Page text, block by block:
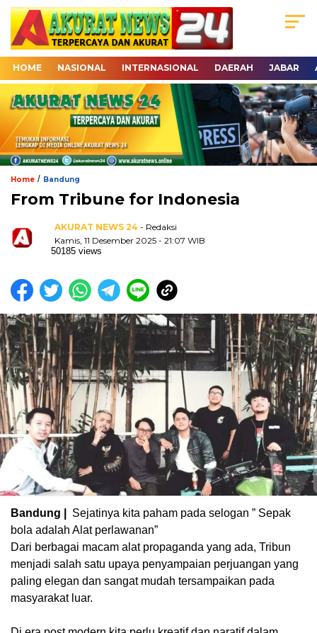
HOME NASIONAL INTERNASIONAL DAERAH JABAR
Home / Bandung
From Tribune for Indonesia
AKURAT NEWS 24 - Redaksi
Kamis, 11 Desember 2025 - 21:07 WIB
50185 views
Bandung |
‎Sejatinya kita paham pada selogan ” Sepak
bola adalah Alat perlawanan”
‎Dari berbagai macam alat propaganda yang ada, Tribun
menjadi salah satu upaya penyampaian perjuangan yang
paling elegan dan sangat mudah tersampaikan pada
masyarakat luar.